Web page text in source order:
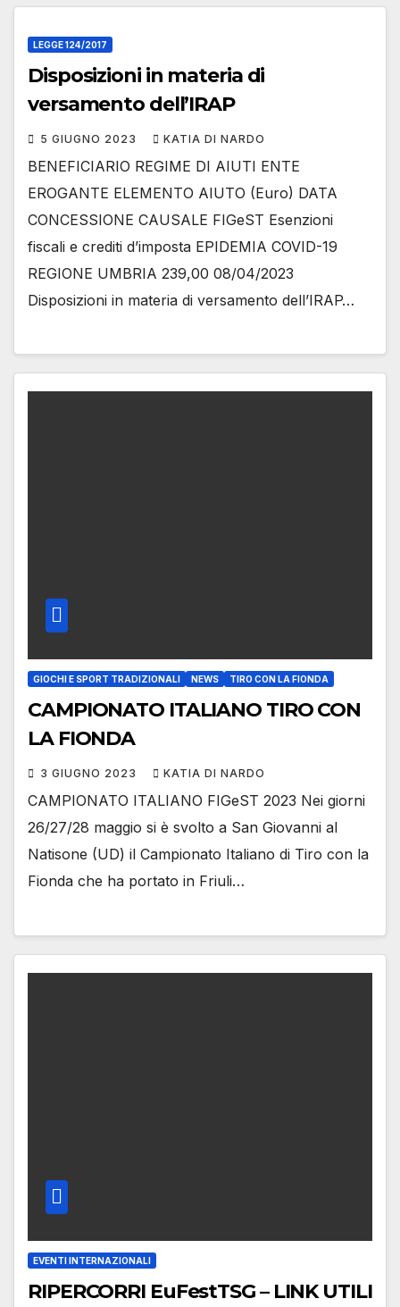
LEGGE 124/2017
Disposizioni in materia di
versamento dell’IRAP
5 GIUGNO 2023 KATIA DI NARDO
BENEFICIARIO REGIME DI AIUTI ENTE
EROGANTE ELEMENTO AIUTO (Euro) DATA
CONCESSIONE CAUSALE FIGeST Esenzioni
fiscali e crediti d’imposta EPIDEMIA COVID-19
REGIONE UMBRIA 239,00 08/04/2023
Disposizioni in materia di versamento dell’IRAP…
GIOCHI E SPORT TRADIZIONALI NEWS TIRO CON LA FIONDA
CAMPIONATO ITALIANO TIRO CON
LA FIONDA
3 GIUGNO 2023 KATIA DI NARDO
CAMPIONATO ITALIANO FIGeST 2023 Nei giorni
26/27/28 maggio si è svolto a San Giovanni al
Natisone (UD) il Campionato Italiano di Tiro con la
Fionda che ha portato in Friuli…
EVENTI INTERNAZIONALI
RIPERCORRI EuFestTSG – LINK UTILI